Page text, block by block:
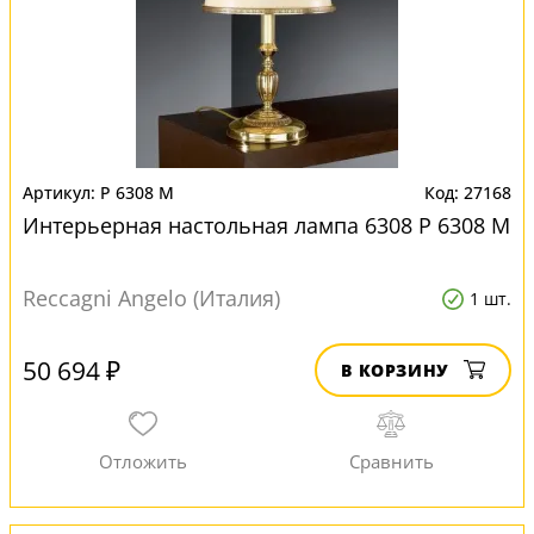
P 6308 M 27168
Интерьерная настольная лампа 6308 P 6308 M
Reccagni Angelo (Италия) 1 шт.
50 694 ₽ В КОРЗИНУ